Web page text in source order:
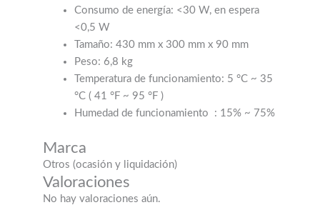
Consumo de energía: <30 W, en espera
<0,5 W
Tamaño: 430 mm x 300 mm x 90 mm
Peso: 6,8 kg
Temperatura de funcionamiento: 5 °C ~ 35
°C ( 41 °F ~ 95 °F)
Humedad de funcionamiento : 15% ~ 75%
Marca
Otros (ocasión y liquidación)
Valoraciones
No hay valoraciones aún.